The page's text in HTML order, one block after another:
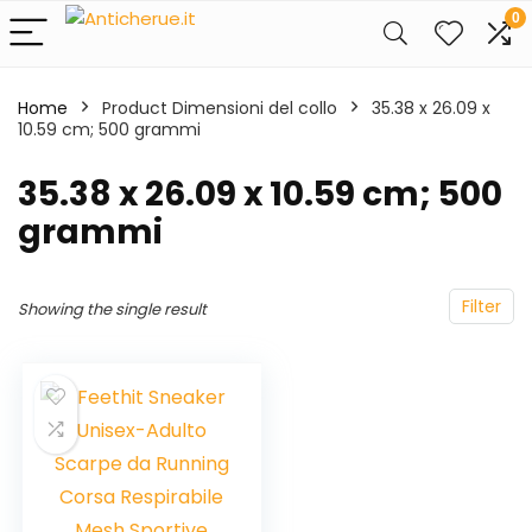
0
Home Product Dimensioni del collo
‎35.38 x 26.09 x
10.59 cm; 500 grammi
‎35.38 x 26.09 x 10.59 cm; 500
grammi
Filter
Showing the single result